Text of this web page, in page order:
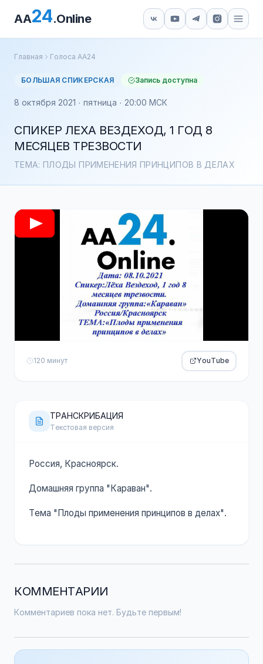
AA24.Online
Главная Голоса АА24
БОЛЬШАЯ СПИКЕРСКАЯ Запись доступна
8 октября 2021 · пятница · 20:00 МСК
СПИКЕР ЛЕХА ВЕЗДЕХОД, 1 ГОД 8
МЕСЯЦЕВ ТРЕЗВОСТИ
ТЕМА: ПЛОДЫ ПРИМЕНЕНИЯ ПРИНЦИПОВ В ДЕЛАХ
120 минут YouTube
ТРАНСКРИБАЦИЯ
Текстовая версия
Россия, Красноярск.
Домашняя группа "Караван".
Тема "Плоды применения принципов в делах".
КОММЕНТАРИИ
Комментариев пока нет. Будьте первым!